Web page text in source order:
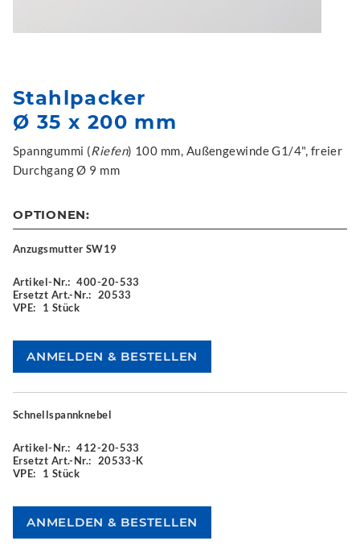
Stahlpacker
Ø 35 x 200 mm
Spanngummi (Riefen) 100 mm, Außengewinde G1/4", freier
Durchgang Ø 9 mm
OPTIONEN:
Anzugsmutter SW19
Artikel-Nr.: 400-20-533
Ersetzt Art.-Nr.: 20533
VPE:
1 Stück
Schnellspannknebel
Artikel-Nr.: 412-20-533
Ersetzt Art.-Nr.: 20533-K
VPE:
1 Stück